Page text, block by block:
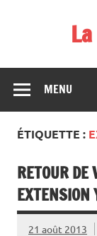
MENU
ÉTIQUETTE :
RETOUR
21 août 2013